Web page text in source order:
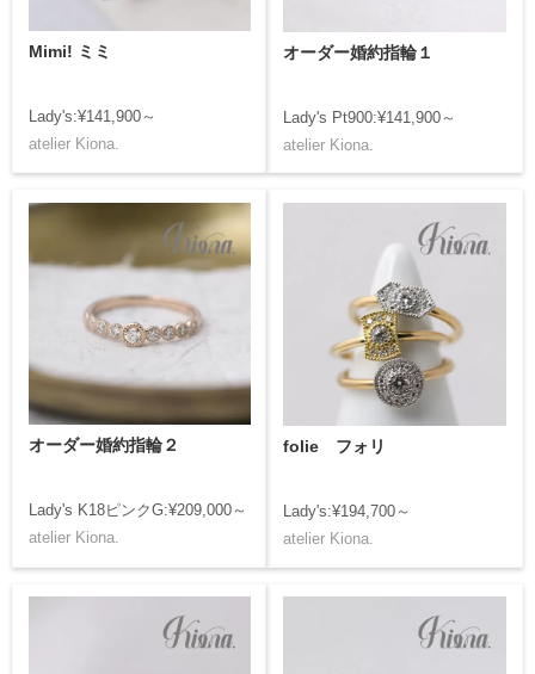
Mimi! ミミ
Lady's:¥141,900～
atelier Kiona.
オーダー婚約指輪１
Lady's Pt900:¥141,900～
atelier Kiona.
オーダー婚約指輪２
Lady's K18ピンクG:¥209,000～
atelier Kiona.
folie フォリ
Lady's:¥194,700～
atelier Kiona.